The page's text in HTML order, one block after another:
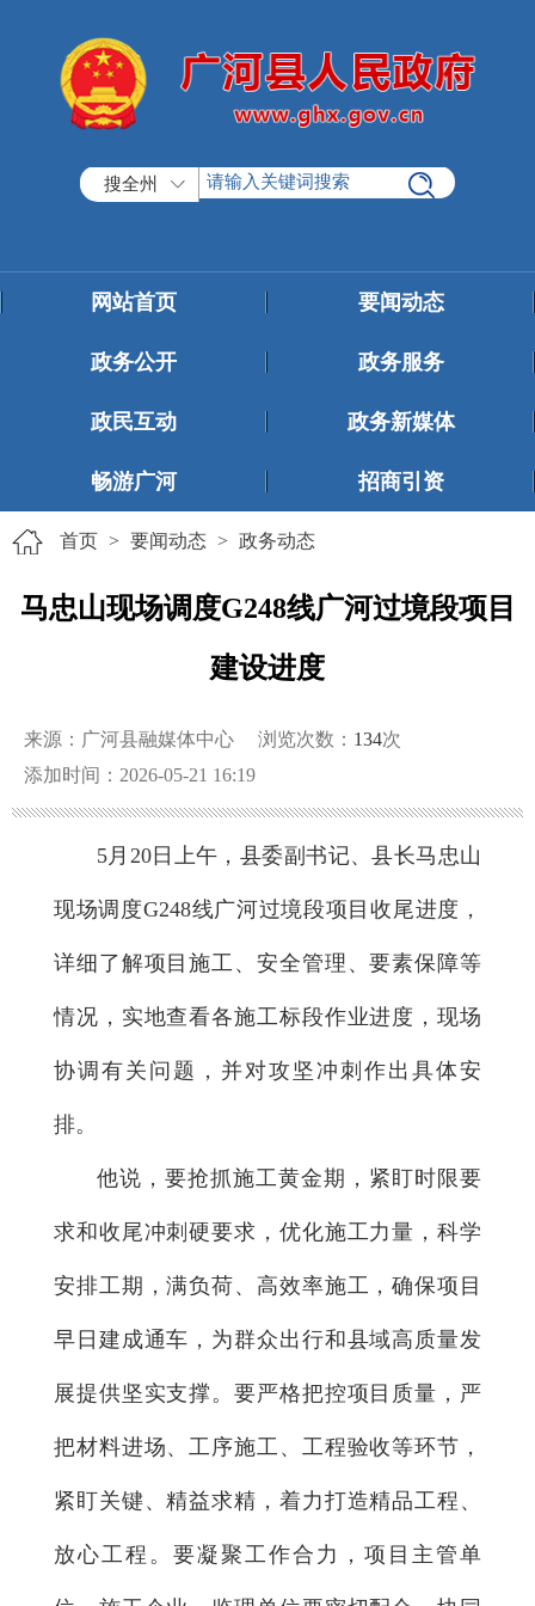
搜全州
网站首页 要闻动态
政务公开 政务服务
政民互动 政务新媒体
畅游广河 招商引资
首页 > 要闻动态 > 政务动态
马忠山现场调度G248线广河过境段项目
建设进度
来源：广河县融媒体中心 浏览次数： 134次
添加时间：2026-05-21 16:19
5月20日上午，县委副书记、县长马忠山
现场调度G248线广河过境段项目收尾进度，
详细了解项目施工、安全管理、要素保障等
情况，实地查看各施工标段作业进度，现场
协调有关问题，并对攻坚冲刺作出具体安
排。
他说，要抢抓施工黄金期，紧盯时限要
求和收尾冲刺硬要求，优化施工力量，科学
安排工期，满负荷、高效率施工，确保项目
早日建成通车，为群众出行和县域高质量发
展提供坚实支撑。要严格把控项目质量，严
把材料进场、工序施工、工程验收等环节，
紧盯关键、精益求精，着力打造精品工程、
放心工程。要凝聚工作合力，项目主管单